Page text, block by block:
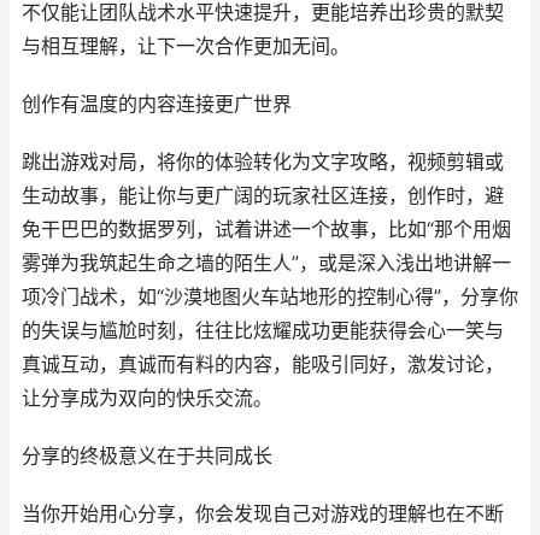
不仅能让团队战术水平快速提升，更能培养出珍贵的默契
与相互理解，让下一次合作更加无间。
创作有温度的内容连接更广世界
跳出游戏对局，将你的体验转化为文字攻略，视频剪辑或
生动故事，能让你与更广阔的玩家社区连接，创作时，避
免干巴巴的数据罗列，试着讲述一个故事，比如“那个用烟
雾弹为我筑起生命之墙的陌生人”，或是深入浅出地讲解一
项冷门战术，如“沙漠地图火车站地形的控制心得”，分享你
的失误与尴尬时刻，往往比炫耀成功更能获得会心一笑与
真诚互动，真诚而有料的内容，能吸引同好，激发讨论，
让分享成为双向的快乐交流。
分享的终极意义在于共同成长
当你开始用心分享，你会发现自己对游戏的理解也在不断